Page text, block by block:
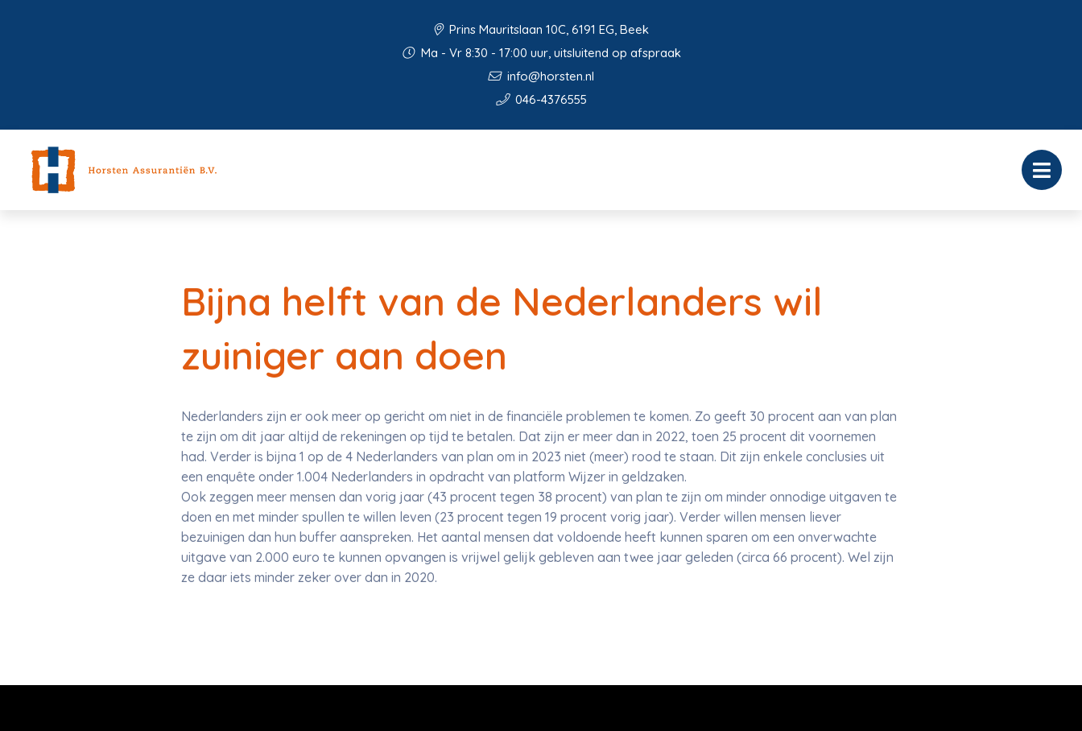
Prins Mauritslaan 10C, 6191 EG, Beek
Ma - Vr 8:30 - 17:00 uur, uitsluitend op afspraak
info@horsten.nl
046-4376555
Bijna helft van de Nederlanders wil
zuiniger aan doen
Nederlanders zijn er ook meer op gericht om niet in de financiële problemen te komen. Zo geeft 30 procent aan van plan
te zijn om dit jaar altijd de rekeningen op tijd te betalen. Dat zijn er meer dan in 2022, toen 25 procent dit voornemen
had. Verder is bijna 1 op de 4 Nederlanders van plan om in 2023 niet (meer) rood te staan. Dit zijn enkele conclusies uit
een enquête onder 1.004 Nederlanders in opdracht van platform Wijzer in geldzaken.
Ook zeggen meer mensen dan vorig jaar (43 procent tegen 38 procent) van plan te zijn om minder onnodige uitgaven te
doen en met minder spullen te willen leven (23 procent tegen 19 procent vorig jaar). Verder willen mensen liever
bezuinigen dan hun buffer aanspreken. Het aantal mensen dat voldoende heeft kunnen sparen om een onverwachte
uitgave van 2.000 euro te kunnen opvangen is vrijwel gelijk gebleven aan twee jaar geleden (circa 66 procent). Wel zijn
ze daar iets minder zeker over dan in 2020.